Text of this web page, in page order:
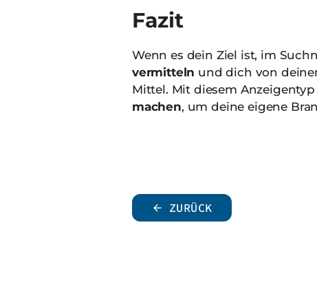
Fazit
Wenn es dein Ziel ist, im
vermitteln und dich von
Mittel. Mit diesem
machen, um deine eigene
ZURÜCK